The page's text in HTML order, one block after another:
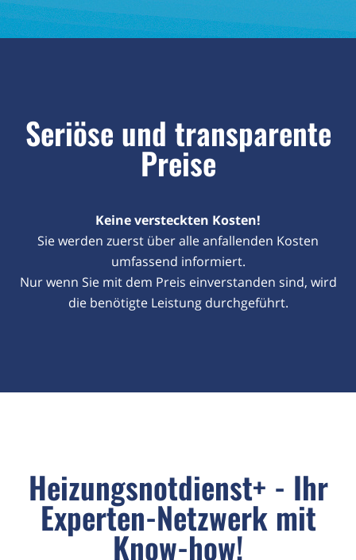
Seriöse und transparente
Preise
Keine versteckten Kosten!
Sie werden zuerst über alle anfallenden Kosten
umfassend informiert.
Nur wenn Sie mit dem Preis einverstanden sind, wird
die benötigte Leistung durchgeführt.
Heizungsnotdienst+ - Ihr
Experten-Netzwerk mit
Know-how!